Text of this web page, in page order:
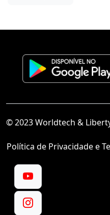
© 2023 Worldtech &
Política de Privacidade e